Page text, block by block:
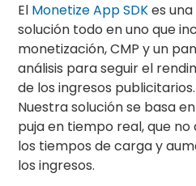
El Monetize App SDKes una
solución todo en uno que
monetización, CMP y un
análisis para seguir el
de los ingresos publicitarios.
Nuestra solución se basa
puja en tiempo real, que
los tiempos de carga y
los ingresos.